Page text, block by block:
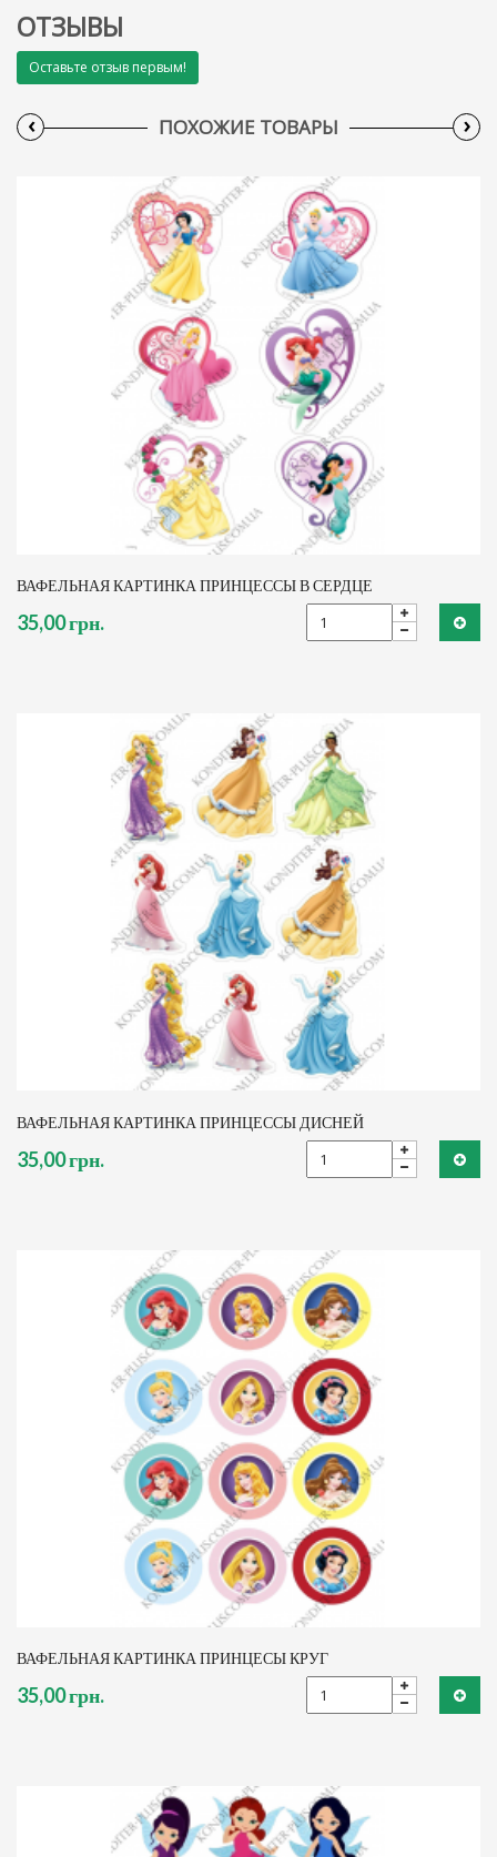
ОТЗЫВЫ
Оставьте отзыв первым!
ПОХОЖИЕ ТОВАРЫ
‹ ›
ВАФЕЛЬНАЯ КАРТИНКА ПРИНЦЕССЫ В СЕРДЦЕ
35,00 грн.
ВАФЕЛЬНАЯ КАРТИНКА ПРИНЦЕССЫ ДИСНЕЙ
35,00 грн.
ВАФЕЛЬНАЯ КАРТИНКА ПРИНЦЕСЫ КРУГ
35,00 грн.